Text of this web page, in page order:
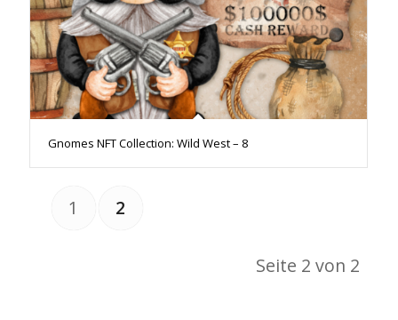
Gnomes NFT Collection: Wild West – 8
Seite 2 von 2
1 2